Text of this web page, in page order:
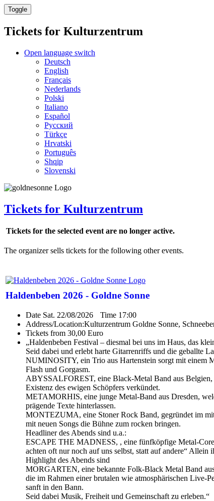
Toggle
Tickets for Kulturzentrum
Open language switch
Deutsch
English
Français
Nederlands
Polski
Italiano
Español
Русский
Türkçe
Hrvatski
Português
Shqip
Slovenski
Tickets for Kulturzentrum
Tickets for the selected event are no longer active.
The organizer sells tickets for the following other events.
Haldenbeben 2026 - Goldne Sonne
Date Sat. 22/08/2026 Time 17:00
Address/Location:Kulturzentrum Goldne Sonne,
Tickets from 30,00 Euro
„Haldenbeben Festival – diesmal bei uns im Haus, das
Seid dabei und erlebt harte Gitarrenriffs und die geballte
NUMINOSITY, ein Trio aus Hartenstein sorgt mit einem
Flash und Gorgasm.
ABYSSALFOREST, eine Black-Metal Band aus Belgien,
Existenz des ewigen Schöpfers verkündet.
METAMORHIS, eine junge Metal-Band aus Dresden,
prägende Texte hinterlassen.
MONTEZUMA, eine Stoner Rock Band, gegründet im
mit neuen Songs die Bühne zum rocken bringen.
Headliner des Abends sind u.a.:
ESCAPE THE MADNESS, , eine fünfköpfige Metal-
achten oft nur noch auf uns selbst, statt auf andere“
Highlight des Abends sind
MORGARTEN, eine bekannte Folk-Black Metal Band
die im Rahmen einer brutalen wie atmosphärischen Live-
sanft in den Bann.
Seid dabei Musik, Freiheit und Gemeinschaft zu erleben.“